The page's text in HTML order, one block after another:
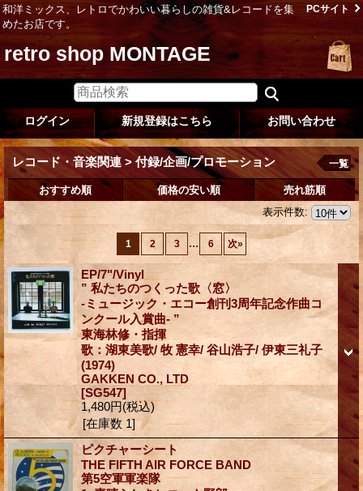
和洋ミックス、レトロでかわいい暮らしの雑貨&レコードを集
めたお店です。
PCサイト
retro shop MONTAGE
ログイン 新規登録はこちら お問い合わせ
レコード・音楽関連 > 付録/企画/プロモーション 一覧
おすすめ順 価格の安い順
売れ筋順
表示件数:
1 2 3 ... 6 次»
EP/7"/Vinyl
” 私たちのつくった歌〈窓〉
-ミュージック・エコー創刊3周年記念作曲コ
ンクール入賞曲- ”
東海林修・指揮
歌：湖東美歌/ 牧 憲幸/ 谷山浩子/ 伊東三礼子
(1974)
GAKKEN CO., LTD
[SG547]
1,480円(税込)
[在庫数 1]
ピクチャーシート
THE FIFTH AIR FORCE BAND
第5空軍軍楽隊